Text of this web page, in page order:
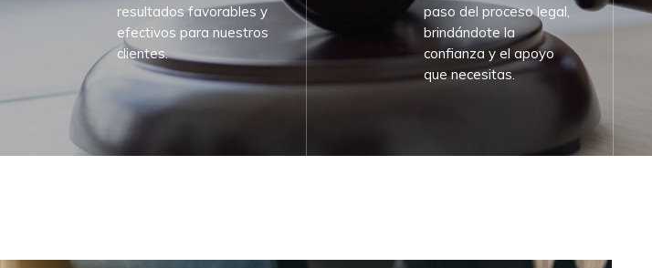
resultados favorables y
efectivos para nuestros
clientes.
paso del proceso legal,
brindándote la
confianza y el apoyo
que necesitas.